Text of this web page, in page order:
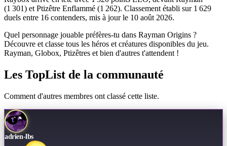
(1 301) et Ptizêtre Enflammé (1 262). Classement établi sur 1 629
duels entre 16 contenders, mis à jour le 10 août 2026.
Quel personnage jouable préfères-tu dans Rayman Origins ?
Découvre et classe tous les héros et créatures disponibles du jeu.
Rayman, Globox, Ptizêtres et bien d'autres t'attendent !
Les TopList de la communauté
Comment d'autres membres ont classé cette liste.
adrien-lbs